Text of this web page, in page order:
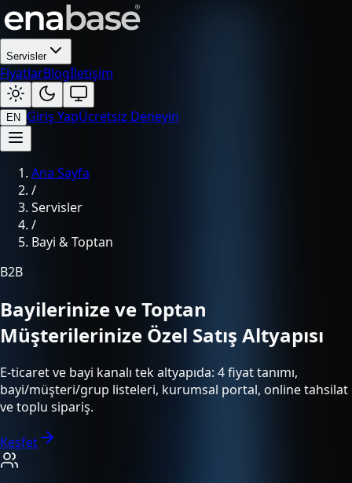
Servisler
FiyatlarBlogİletişim
EN Giriş YapÜcretsiz Deneyin
Ana Sayfa
/
Servisler
/
Bayi & Toptan
B2B
Bayilerinize ve Toptan
Müşterilerinize Özel Satış Altyapısı
E-ticaret ve bayi kanalı tek altyapıda: 4 fiyat tanımı,
bayi/müşteri/grup listeleri, kurumsal portal, online tahsilat
ve toplu sipariş.
Keşfet